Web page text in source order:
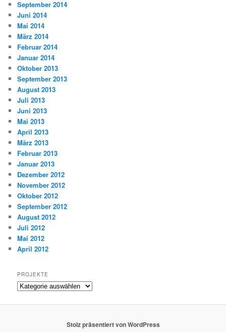
September 2014
Juni 2014
Mai 2014
März 2014
Februar 2014
Januar 2014
Oktober 2013
September 2013
August 2013
Juli 2013
Juni 2013
Mai 2013
April 2013
März 2013
Februar 2013
Januar 2013
Dezember 2012
November 2012
Oktober 2012
September 2012
August 2012
Juli 2012
Mai 2012
April 2012
PROJEKTE
Projekte
Stolz präsentiert von WordPress